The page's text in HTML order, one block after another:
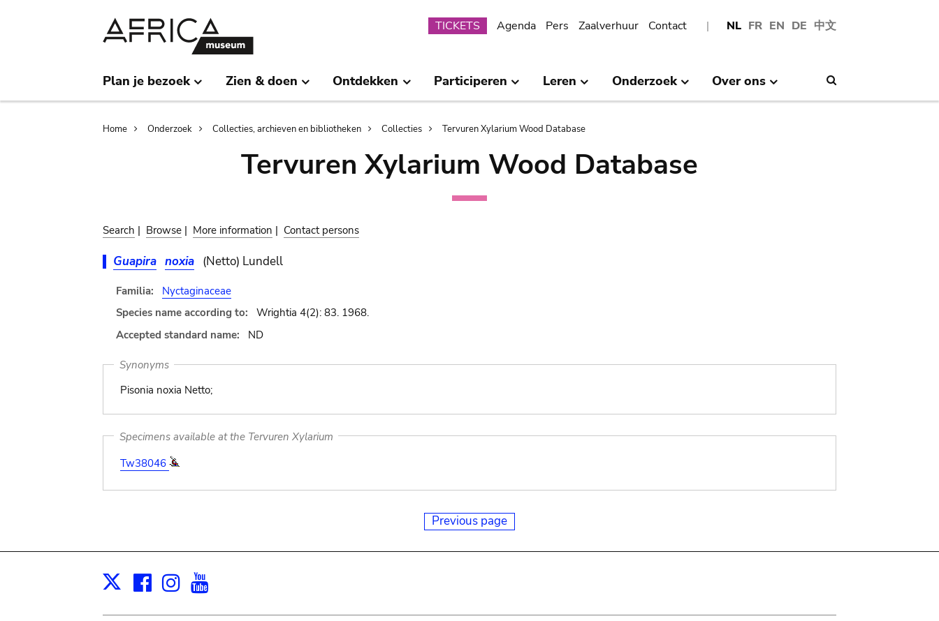
NL FR EN DE 中文
Submenu
TICKETS Agenda Pers Zaalverhuur Contact
Plan je bezoek Zien & doen Ontdekken Participeren Leren Onderzoek Over ons
Breadcrumb
Home Onderzoek Collecties, archieven en bibliotheken Collecties Tervuren Xylarium Wood Database
Tervuren Xylarium Wood Database
Search | Browse | More information | Contact persons
Guapira noxia (Netto) Lundell
Familia:
Nyctaginaceae
Species name according to:
Wrightia 4(2): 83. 1968.
Accepted standard name:
ND
Synonyms
Pisonia noxia Netto;
Specimens available at the Tervuren Xylarium
Tw38046
Previous page
X Facebook
Instagram